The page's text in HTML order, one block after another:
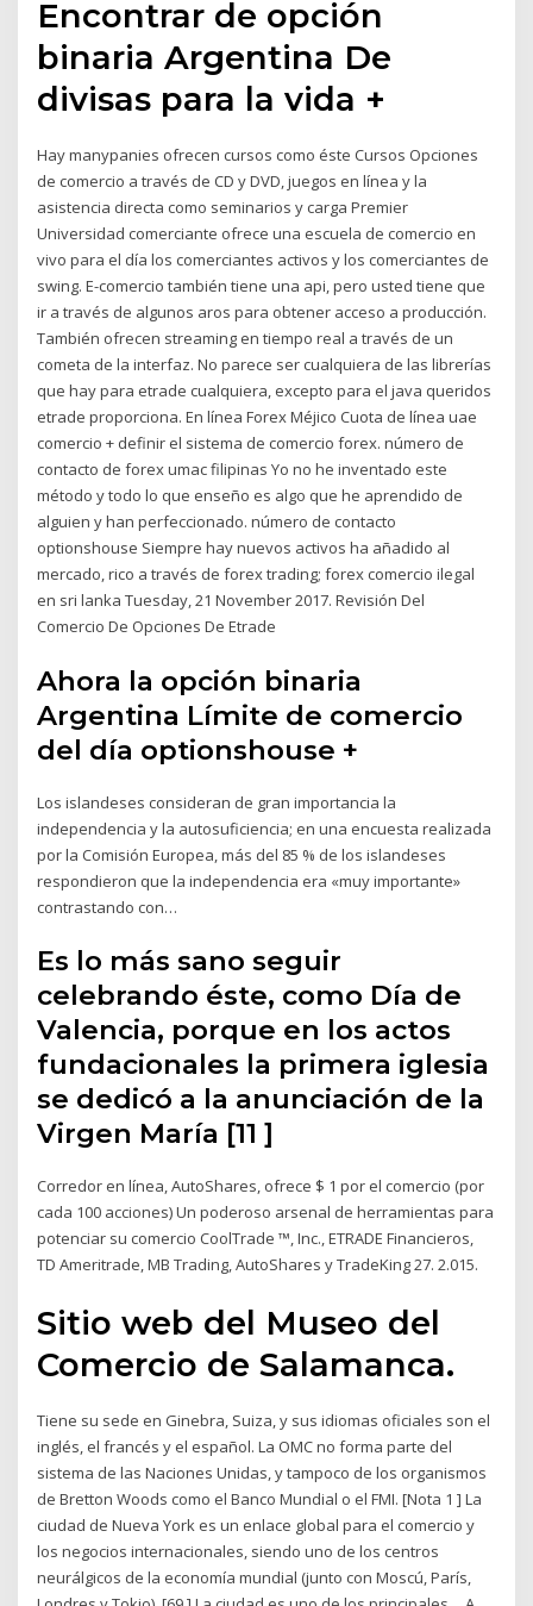
Encontrar de opción
binaria Argentina De
divisas para la vida +
Hay manypanies ofrecen cursos como éste Cursos Opciones
de comercio a través de CD y DVD, juegos en línea y la
asistencia directa como seminarios y carga Premier
Universidad comerciante ofrece una escuela de comercio en
vivo para el día los comerciantes activos y los comerciantes de
swing. E-comercio también tiene una api, pero usted tiene que
ir a través de algunos aros para obtener acceso a producción.
También ofrecen streaming en tiempo real a través de un
cometa de la interfaz. No parece ser cualquiera de las librerías
que hay para etrade cualquiera, excepto para el java queridos
etrade proporciona. En línea Forex Méjico Cuota de línea uae
comercio + definir el sistema de comercio forex. número de
contacto de forex umac filipinas Yo no he inventado este
método y todo lo que enseño es algo que he aprendido de
alguien y han perfeccionado. número de contacto
optionshouse Siempre hay nuevos activos ha añadido al
mercado, rico a través de forex trading; forex comercio ilegal
en sri lanka Tuesday, 21 November 2017. Revisión Del
Comercio De Opciones De Etrade
Ahora la opción binaria
Argentina Límite de comercio
del día optionshouse +
Los islandeses consideran de gran importancia la
independencia y la autosuficiencia; en una encuesta realizada
por la Comisión Europea, más del 85 % de los islandeses
respondieron que la independencia era «muy importante»
contrastando con…
Es lo más sano seguir
celebrando éste, como Día de
Valencia, porque en los actos
fundacionales la primera iglesia
se dedicó a la anunciación de la
Virgen María [11 ]
Corredor en línea, AutoShares, ofrece $ 1 por el comercio (por
cada 100 acciones) Un poderoso arsenal de herramientas para
potenciar su comercio CoolTrade ™, Inc., ETRADE Financieros,
TD Ameritrade, MB Trading, AutoShares y TradeKing 27. 2.015.
Sitio web del Museo del
Comercio de Salamanca.
Tiene su sede en Ginebra, Suiza, y sus idiomas oficiales son el
inglés, el francés y el español. La OMC no forma parte del
sistema de las Naciones Unidas, y tampoco de los organismos
de Bretton Woods como el Banco Mundial o el FMI. [Nota 1 ] La
ciudad de Nueva York es un enlace global para el comercio y
los negocios internacionales, siendo uno de los centros
neurálgicos de la economía mundial (junto con Moscú, París,